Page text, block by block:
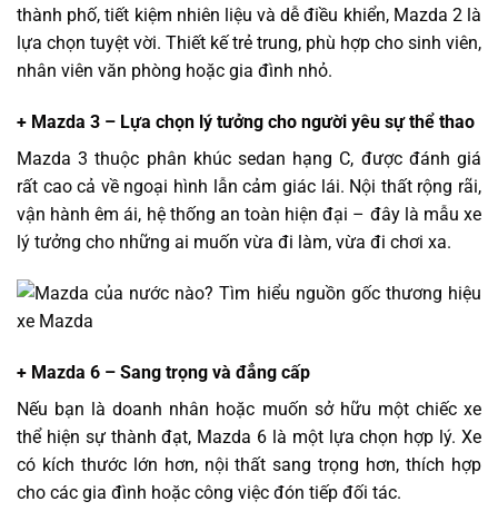
thành phố, tiết kiệm nhiên liệu và dễ điều khiển, Mazda 2 là
lựa chọn tuyệt vời. Thiết kế trẻ trung, phù hợp cho sinh viên,
nhân viên văn phòng hoặc gia đình nhỏ.
+ Mazda 3 – Lựa chọn lý tưởng cho người yêu sự thể thao
Mazda 3 thuộc phân khúc sedan hạng C, được đánh giá
rất cao cả về ngoại hình lẫn cảm giác lái. Nội thất rộng rãi,
vận hành êm ái, hệ thống an toàn hiện đại – đây là mẫu xe
lý tưởng cho những ai muốn vừa đi làm, vừa đi chơi xa.
+ Mazda 6 – Sang trọng và đẳng cấp
Nếu bạn là doanh nhân hoặc muốn sở hữu một chiếc xe
thể hiện sự thành đạt, Mazda 6 là một lựa chọn hợp lý. Xe
có kích thước lớn hơn, nội thất sang trọng hơn, thích hợp
cho các gia đình hoặc công việc đón tiếp đối tác.